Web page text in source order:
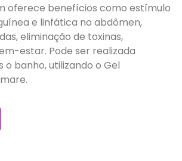
oferece benefícios como estímulo
e linfática no abdômen,
eliminação de toxinas,
estar. Pode ser realizada
banho, utilizando o Gel